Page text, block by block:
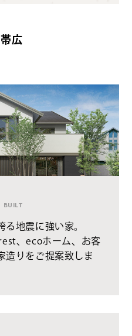
広
BUILT
る地震に強い家。
、ecoホーム、お客
造りをご提案致しま